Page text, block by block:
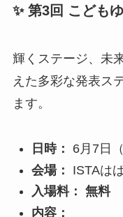
✨ 第3回 こども
輝くステージ、未
えた多彩な発表ス
ます。
日時：
6月7日
会場：
ISTAは
入場料： 無料
内容：